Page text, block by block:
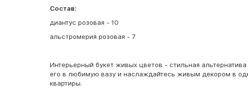
Состав:
диантус розовая - 10
альстромерия розовая - 7
Интерьерный букет живых цветов - стильная
его в любимую вазу и наслаждайтесь живым декором в
квартиры.